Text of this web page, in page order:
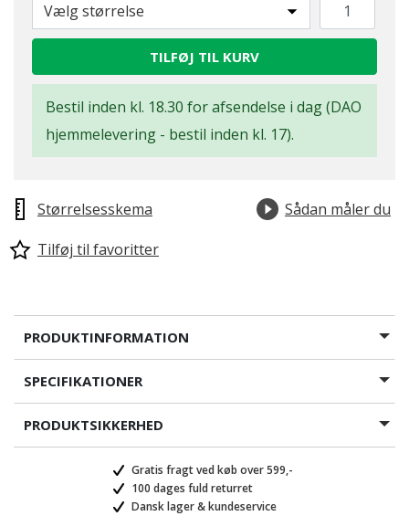
Vælg størrelse
TILFØJ TIL KURV
Bestil inden kl. 18.30 for afsendelse i dag (DAO
hjemmelevering - bestil inden kl. 17).
Størrelsesskema
Sådan måler du
Tilføj til favoritter
PRODUKTINFORMATION
SPECIFIKATIONER
PRODUKTSIKKERHED
Gratis fragt ved køb over 599,-
100 dages fuld returret
Dansk lager & kundeservice